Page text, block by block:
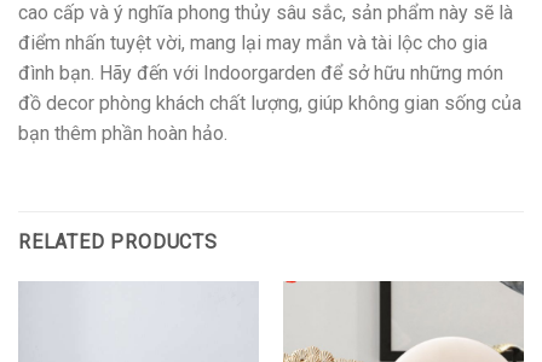
cao cấp và ý nghĩa phong thủy sâu sắc, sản phẩm này sẽ là
điểm nhấn tuyệt vời, mang lại may mắn và tài lộc cho gia
đình bạn. Hãy đến với Indoorgarden để sở hữu những món
đồ decor phòng khách chất lượng, giúp không gian sống của
bạn thêm phần hoàn hảo.
RELATED PRODUCTS